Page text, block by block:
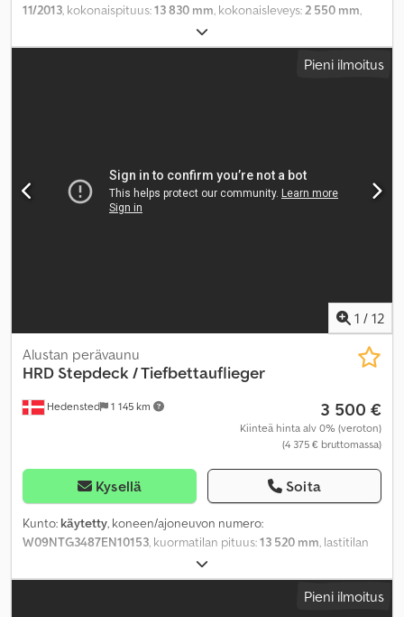
11/2013, kokonaispituus:13 830 mm, kokonaisleveys:2 550 mm,
2013,
Pieni ilmoitus
1 / 12
Hedensted 1 145 km
Alustan perävaunu
HRD Stepdeck / Tiefbettauflieger
3 500 €
Kiinteä hinta alv 0% (veroton)
(4 375 € bruttomassa)
Kysellä Soita
Kunto: käytetty, koneen/ajoneuvon numero:
W09NTG3487EN10153, kuormatilan pituus:13 520 mm, lastitilan
, kuormatilan korkeus:
2008,
Pieni ilmoitus